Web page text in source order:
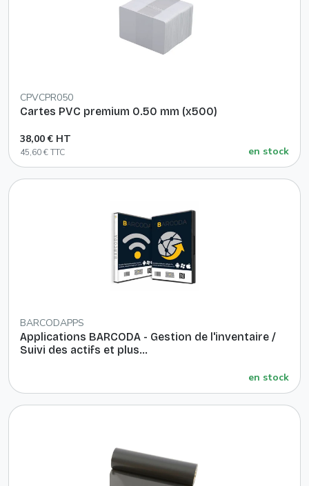
CPVCPR050
Cartes PVC premium 0.50 mm (x500)
38,00 € HT
45,60 € TTC en stock
BARCODAPPS
Applications BARCODA - Gestion de l'inventaire /
Suivi des actifs et plus...
en stock